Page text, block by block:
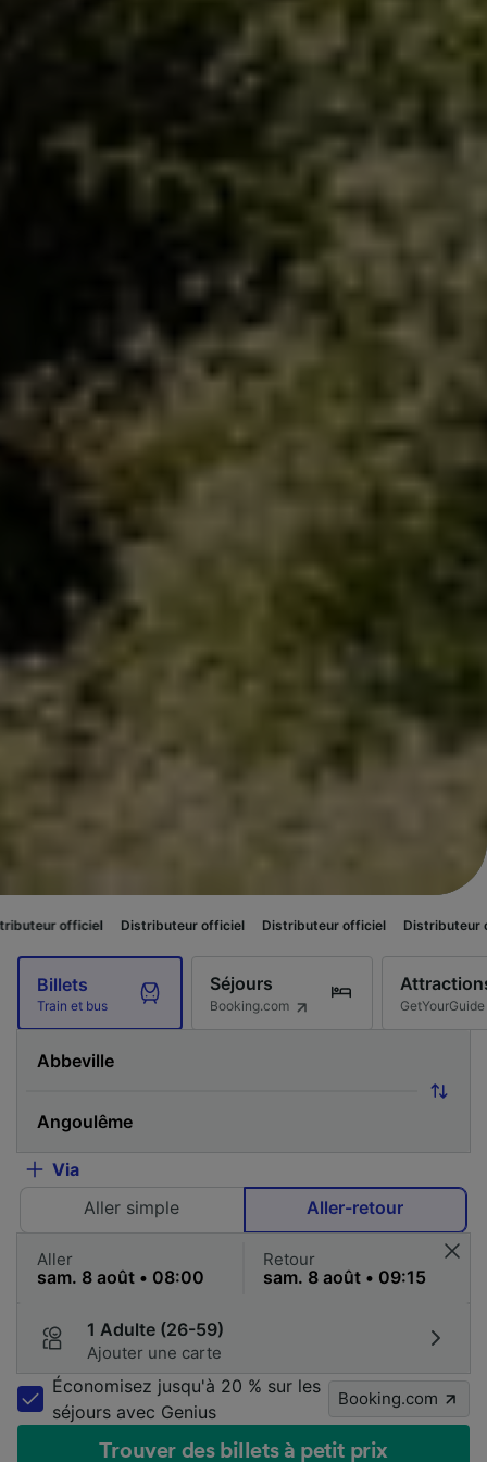
Distributeur officiel Distributeur officiel Distributeur officiel
Billets
Train et bus
Séjours
Booking.com GetYourGuide
Via
Aller simple
Aller-retour
Aller Retour
1 Adulte (26-59)
Ajouter une carte
Économisez jusqu'à 20 % sur les
séjours avec Genius
Booking.com
Trouver des billets à petit prix